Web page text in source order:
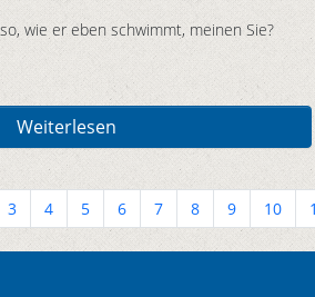
wie er eben schwimmt, meinen Sie?
Weiterlesen
3 4 5 6 7 8 9 10